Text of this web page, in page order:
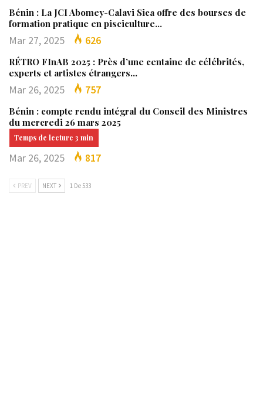
Bénin : La JCI Abomey-Calavi Sica offre des bourses de
formation pratique en pisciculture…
Mar 27, 2025 626
RÉTRO FInAB 2025 : Près d’une centaine de célébrités,
experts et artistes étrangers…
Mar 26, 2025 757
Bénin : compte rendu intégral du Conseil des Ministres
du mercredi 26 mars 2025
Mar 26, 2025 817
PREV NEXT 1 De 533